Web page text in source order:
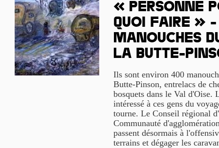
« Personne
quoi faire » -
manouches
la Butte-
Ils sont environ 400
Butte-Pinson, entrelacs de
bosquets dans le Val d'Oise.
intéressé à ces gens du
tourne. Le Conseil régional
Communauté
passent désormais à
terrains et dégager les